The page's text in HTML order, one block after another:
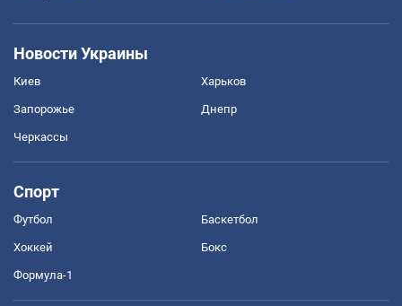
Новости Украины
Киев Харьков
Запорожье Днепр
Черкассы
Спорт
Футбол Баскетбол
Хоккей Бокс
Формула-1